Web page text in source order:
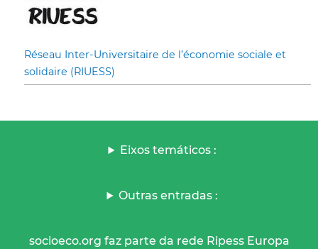
Réseau Inter-Universitaire de l’économie sociale et
solidaire (RIUESS)
Eixos temáticos :
Outras entradas :
socioeco.org faz parte da rede Ripess Europa